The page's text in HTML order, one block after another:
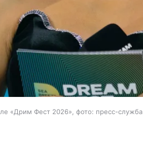
«Дрим Фест 2026», фото: пресс-служба